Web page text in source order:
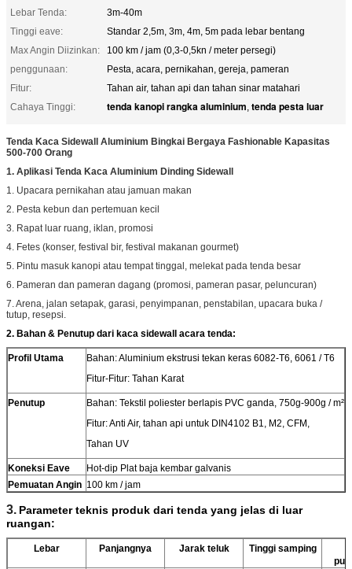
Lebar Tenda:
3m-40m
Tinggi eave:
Standar 2,5m, 3m, 4m, 5m pada lebar bentang
Max Angin Diizinkan:
100 km / jam (0,3-0,5kn / meter persegi)
penggunaan:
Pesta, acara, pernikahan, gereja, pameran
Fitur:
Tahan air, tahan api dan tahan sinar matahari
Cahaya Tinggi:
tenda kanopi rangka aluminium, tenda pesta luar
Tenda Kaca Sidewall Aluminium Bingkai Bergaya Fashionable Kapasitas
500-700 Orang
1. Aplikasi Tenda Kaca Aluminium Dinding Sidewall
1. Upacara pernikahan atau jamuan makan
2. Pesta kebun dan pertemuan kecil
3. Rapat luar ruang, iklan, promosi
4. Fetes (konser, festival bir, festival makanan gourmet)
5. Pintu masuk kanopi atau tempat tinggal, melekat pada tenda besar
6. Pameran dan pameran dagang (promosi, pameran pasar, peluncuran)
7. Arena, jalan setapak, garasi, penyimpanan, penstabilan, upacara buka /
tutup, resepsi.
2. Bahan & Penutup dari kaca sidewall acara tenda:
Profil Utama
Bahan: Aluminium ekstrusi tekan keras 6082-T6, 6061 / T6
Fitur-Fitur: Tahan Karat
Penutup
Bahan: Tekstil poliester berlapis PVC ganda, 750g-900g / m²
Fitur: Anti Air, tahan api untuk DIN4102 B1, M2, CFM,
Tahan UV
Koneksi Eave
Hot-dip Plat baja kembar galvanis
Pemuatan Angin 100 km / jam
3. Parameter teknis produk dari tenda yang jelas di luar
ruangan:
Lebar Panjangnya Jarak teluk Tinggi samping